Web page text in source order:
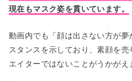
現在もマスク姿を貫いています。
動画内でも「顔は出さない方が夢
スタンスを示しており、素顔を売
エイターではないことがうかがえ